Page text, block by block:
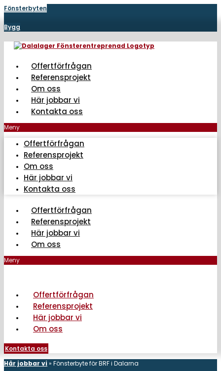
Hoppa
innehåll
Fönsterbyten
Bygg
Offertförfrågan
Referensprojekt
Om oss
Här jobbar vi
Kontakta oss
Meny
Offertförfrågan
Referensprojekt
Om oss
Här jobbar vi
Kontakta oss
Offertförfrågan
Referensprojekt
Här jobbar vi
Om oss
Meny
Offertförfrågan
Referensprojekt
Här jobbar vi
Om oss
Kontakta oss
Här jobbar vi » Fönsterbyte för BRF i Dalarna